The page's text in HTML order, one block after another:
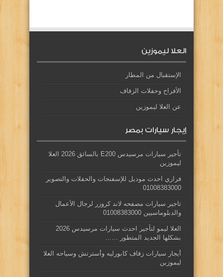
العلا ليموزين
الإستقبال من المطار
الأفراح وحفلات الزفاف
عن العلا ليموزين
إيجار سيارات بمصر
تأجير سيارات مرسيدس E200 بالسائق 2026 العلا
ليموزين
فراري احدث موديل للإسفنجات والحفلات والتصوير
01008383000
تاجير سيارات مصفحه لاند كروزر لرجال الأعمال
والدبلوماسيين 01008383000
العلا ليمو لتأجير احدث سيارات مرسيدس 2026
بشكلها الجديد المتطور ……
أيجار سيارات زفاف كابورليه وأسترتش وسياحه العلا
ليموزين